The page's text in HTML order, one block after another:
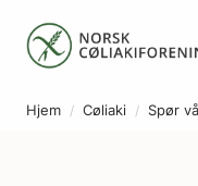
Hjem Cøliaki Spør